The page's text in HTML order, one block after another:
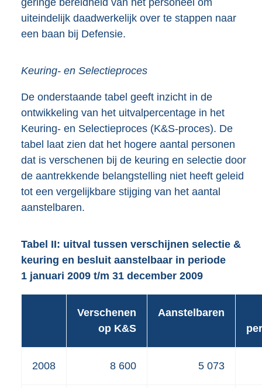
uiteindelijk daadwerkelijk over te stappen naar
een baan bij Defensie.
Keuring- en Selectieproces
De onderstaande tabel geeft inzicht in de
ontwikkeling van het uitvalpercentage in het
Keuring- en Selectieproces (K&S-proces). De
tabel laat zien dat het hogere aantal personen
dat is verschenen bij de keuring en selectie door
de aantrekkende belangstelling niet heeft geleid
tot een vergelijkbare stijging van het aantal
aanstelbaren.
Tabel II: uitval tussen verschijnen selectie &
keuring en besluit aanstelbaar in periode
1 januari 2009 t/m 31 december 2009
Verschenen
op K&S
Aanstelbaren
2008 8 600 5 073